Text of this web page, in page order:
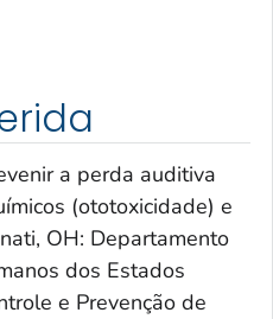
a perda auditiva
(ototoxicidade) e
OH: Departamento
dos Estados
e Prevenção de